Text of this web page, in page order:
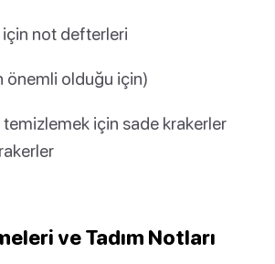
için not defterleri
önemli olduğu için)
temizlemek için sade krakerler
ve Tadım Notları